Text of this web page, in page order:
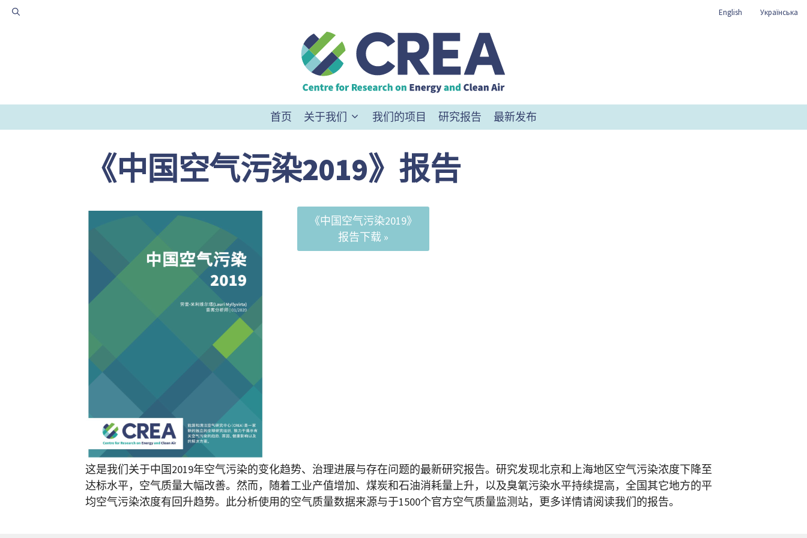
English Українська
首页 关于我们 我们的项目 研究报告 最新发布
《中国空气污染2019》报告
《中国空气污染2019》
报告下载 »
这是我们关于中国2019年空气污染的变化趋势、治理进展与存在问题的最新研究报告。研究发现北京和上海地区空气污染浓度下降至
达标水平，空气质量大幅改善。然而，随着工业产值增加、煤炭和石油消耗量上升，以及臭氧污染水平持续提高，全国其它地方的平
均空气污染浓度有回升趋势。此分析使用的空气质量数据来源与于1500个官方空气质量监测站，更多详情请阅读我们的报告。